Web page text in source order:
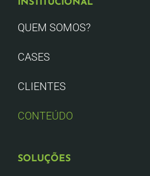
INSTITUCIONAL
QUEM SOMOS?
CASES
CLIENTES
CONTEÚDO
SOLUÇÕES